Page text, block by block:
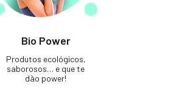
Bio Power
Produtos ecológicos,
saborosos… e que te
dão power!